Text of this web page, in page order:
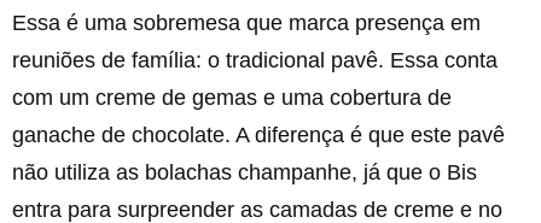
Essa é uma sobremesa que marca presença em
reuniões de família: o tradicional pavê. Essa conta
com um creme de gemas e uma cobertura de
ganache de chocolate. A diferença é que este pavê
não utiliza as bolachas champanhe, já que o Bis
entra para surpreender as camadas de creme e no